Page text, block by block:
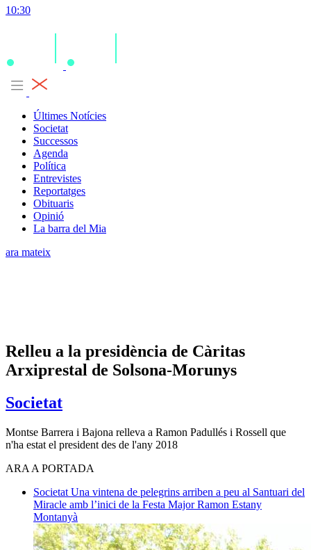
10:30
Últimes Notícies
Societat
Successos
Agenda
Política
Entrevistes
Reportatges
Obituaris
Opinió
La barra del Mia
ara mateix
Relleu a la presidència de Càritas
Arxiprestal de Solsona-Morunys
Societat
Montse Barrera i Bajona relleva a Ramon Padullés i Rossell que
n'ha estat el president des de l'any 2018
ARA A PORTADA
Societat Una vintena de pelegrins arriben a peu al Santuari del
Miracle amb l’inici de la Festa MajorRamon Estany
Montanyà